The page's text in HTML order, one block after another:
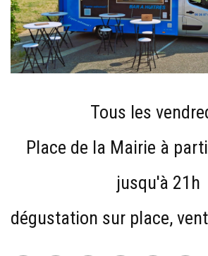
Tous les
Place de la Mairie à
jusqu'à 21h
dégustation sur place,